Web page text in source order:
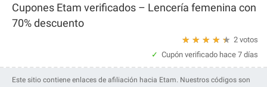
Cupones Etam verificados – Lencería femenina con
70% descuento
2 votos
★
★
★
★
★
Cupón verificado hace 7 días
Este sitio contiene enlaces de afiliación hacia Etam. Nuestros códigos son